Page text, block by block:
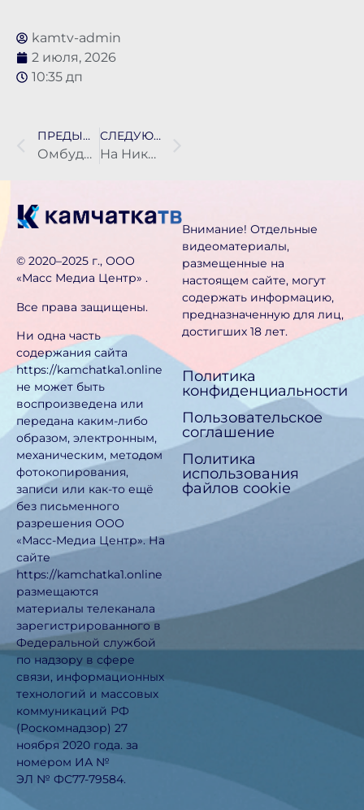
kamtv-admin
2 июля, 2026
10:35 дп
ПРЕДЫДУЩАЯ НОВОСТЬ
Омбудсмен проверит почтовое отделение в Петропавловске из-за задержек пенсий
СЛЕДУЮЩАЯ НОВОСТЬ
На Никольской сопке в Петропавловске начали подготовку к демонтажу телевышки
©️ 2020–2025 г., ООО
«Масс Медиа Центр» .
Все права защищены.
Ни одна часть
содержания сайта
https://kamchatka1.online
не может быть
воспроизведена или
передана каким-либо
образом, электронным,
механическим, методом
фотокопирования,
записи или как-то ещё
без письменного
разрешения ООО
«Масс-Медиа Центр». На
сайте
https://kamchatka1.online
размещаются
материалы телеканала
зарегистрированного в
Федеральной службой
по надзору в сфере
связи, информационных
технологий и массовых
коммуникаций РФ
(Роскомнадзор) 27
ноября 2020 года. за
номером ИА №
ЭЛ № ФС77-79584.
Внимание! Отдельные
видеоматериалы,
размещенные на
настоящем сайте, могут
содержать информацию,
предназначен­ную для лиц,
достигших 18 лет.
Политика
конфиденциальности
Пользовательское
соглашение
Политика
использования
файлов cookie